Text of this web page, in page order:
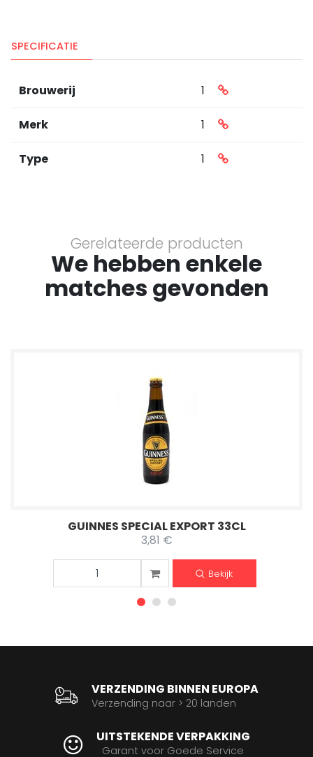
SPECIFICATIE
Brouwerij 1
Merk 1
Type 1
Gerelateerde producten
We hebben enkele
matches gevonden
GUINNES SPECIAL EXPORT 33CL
3,81 €
Bekijk
VERZENDING BINNEN EUROPA
Verzending naar > 20 landen
UITSTEKENDE VERPAKKING
Garant voor Goede Service